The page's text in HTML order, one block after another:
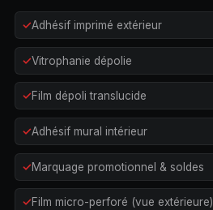
Adhésif imprimé extérieur
Vitrophanie dépolie
Film dépoli translucide
Adhésif mural intérieur
Marquage promotionnel & soldes
Film micro-perforé (vue extérieure)